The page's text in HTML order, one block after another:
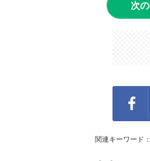
次
関連キーワード：